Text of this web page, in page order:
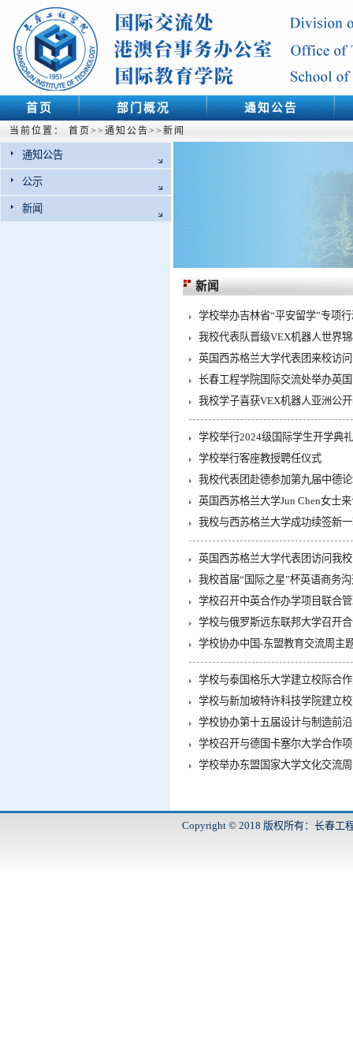
首页 部门概况 通知公告
当前位置： 首页 >> 通知公告>> 新闻
通知公告
公示
新闻
新闻
学校举办吉林省“平安留学”专项
我校代表队晋级VEX机器人世界
英国西苏格兰大学代表团来校访问
长春工程学院国际交流处举办英
我校学子喜获VEX机器人亚洲公
学校举行2024级国际学生开学典礼
学校举行客座教授聘任仪式
我校代表团赴德参加第九届中德
英国西苏格兰大学Jun Chen女士
我校与西苏格兰大学成功续签新
英国西苏格兰大学代表团访问我校
我校首届“国际之星”杯英语商务
学校召开中英合作办学项目联合
学校与俄罗斯远东联邦大学召开
学校协办中国-东盟教育交流周主
学校与泰国格乐大学建立校际合
学校与新加坡特许科技学院建立
学校协办第十五届设计与制造前
学校召开与德国卡塞尔大学合作
学校举办东盟国家大学文化交流
Copyright © 2018 版权所有：长春工